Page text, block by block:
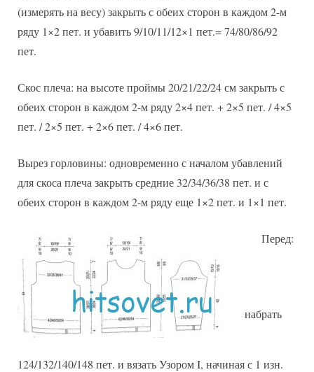
(измерять на весу) закрыть с обеих сторон в каждом 2-м
ряду 1×2 пет. и убавить 9/10/11/12×1 пет.= 74/80/86/92
пет.
Скос плеча: на высоте проймы 20/21/22/24 см закрыть с
обеих сторон в каждом 2-м ряду 2×4 пет. + 2×5 пет. / 4×5
пет. / 2×5 пет. + 2×6 пет. / 4×6 пет.
Вырез горловины: одновременно с началом убавлений
для скоса плеча закрыть средние 32/34/36/38 пет. и с
обеих сторон в каждом 2-м ряду еще 1×2 пет. и 1×1 пет.
Перед:
набрать
124/132/140/148 пет. и вязать Узором I, начиная с 1 изн.